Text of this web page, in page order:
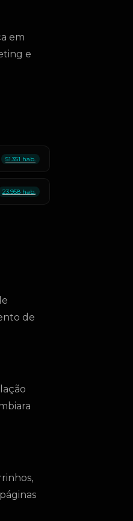
em
e
51.351 hab.
23.958 hab.
de